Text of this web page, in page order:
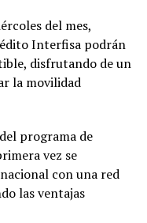
Una publicación compartida por Venus Media (@venusmediaoficial)
del mes,
Interfisa podrán
disfrutando de un
la movilidad
programa de
vez se
con una red
las ventajas